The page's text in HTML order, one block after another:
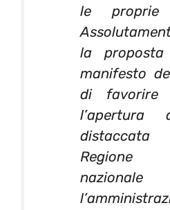
le proprie
la
manifesto
di favorire
Regione